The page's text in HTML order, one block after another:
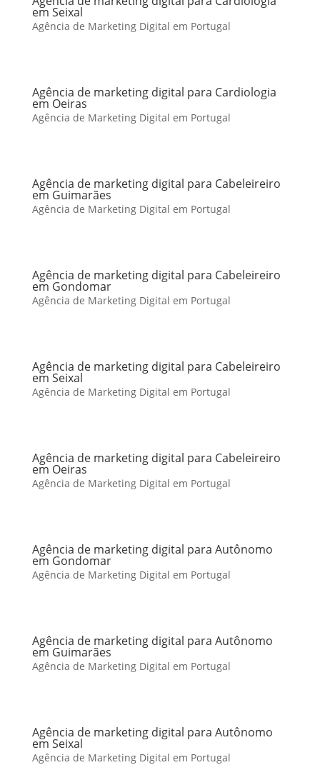
em Seixal
Agência de Marketing Digital em Portugal
Agência de marketing digital para Cardiologia
em Oeiras
Agência de Marketing Digital em Portugal
Agência de marketing digital para Cabeleireiro
em Guimarães
Agência de Marketing Digital em Portugal
Agência de marketing digital para Cabeleireiro
em Gondomar
Agência de Marketing Digital em Portugal
Agência de marketing digital para Cabeleireiro
em Seixal
Agência de Marketing Digital em Portugal
Agência de marketing digital para Cabeleireiro
em Oeiras
Agência de Marketing Digital em Portugal
Agência de marketing digital para Autônomo
em Gondomar
Agência de Marketing Digital em Portugal
Agência de marketing digital para Autônomo
em Guimarães
Agência de Marketing Digital em Portugal
Agência de marketing digital para Autônomo
em Seixal
Agência de Marketing Digital em Portugal